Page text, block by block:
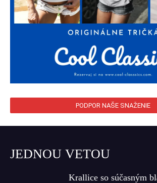
PODPOR NAŠE SNAŽENIE
JEDNOU VETOU
Krallice so súčasným